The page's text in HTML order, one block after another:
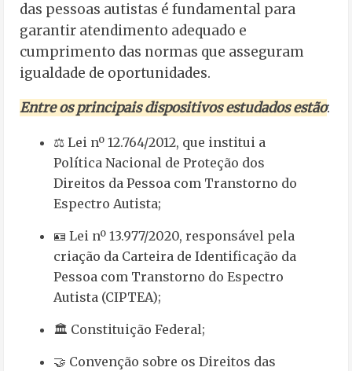
das pessoas autistas é fundamental para
garantir atendimento adequado e
cumprimento das normas que asseguram
igualdade de oportunidades.
Entre os principais dispositivos estudados estão:
⚖️ Lei nº 12.764/2012, que institui a
Política Nacional de Proteção dos
Direitos da Pessoa com Transtorno do
Espectro Autista;
🪪 Lei nº 13.977/2020, responsável pela
criação da Carteira de Identificação da
Pessoa com Transtorno do Espectro
Autista (CIPTEA);
🏛️ Constituição Federal;
🤝 Convenção sobre os Direitos das